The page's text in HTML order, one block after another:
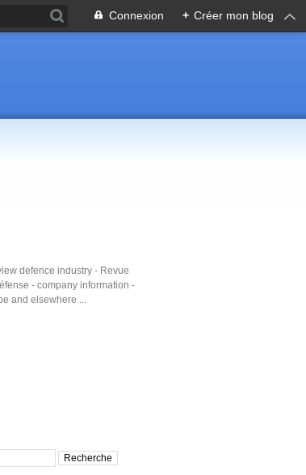
Connexion + Créer mon blog
defence industry - Revue
- company information -
and elsewhere ...